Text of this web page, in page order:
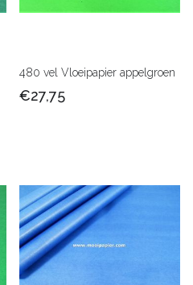
480 vel Vloeipapier appelgroen
€27,75